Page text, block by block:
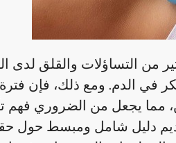
من التساؤلات والقلق لدى
في الدم. ومع ذلك، فإن
مما يجعل من الضروري فهم
دليل شامل ومبسط حول